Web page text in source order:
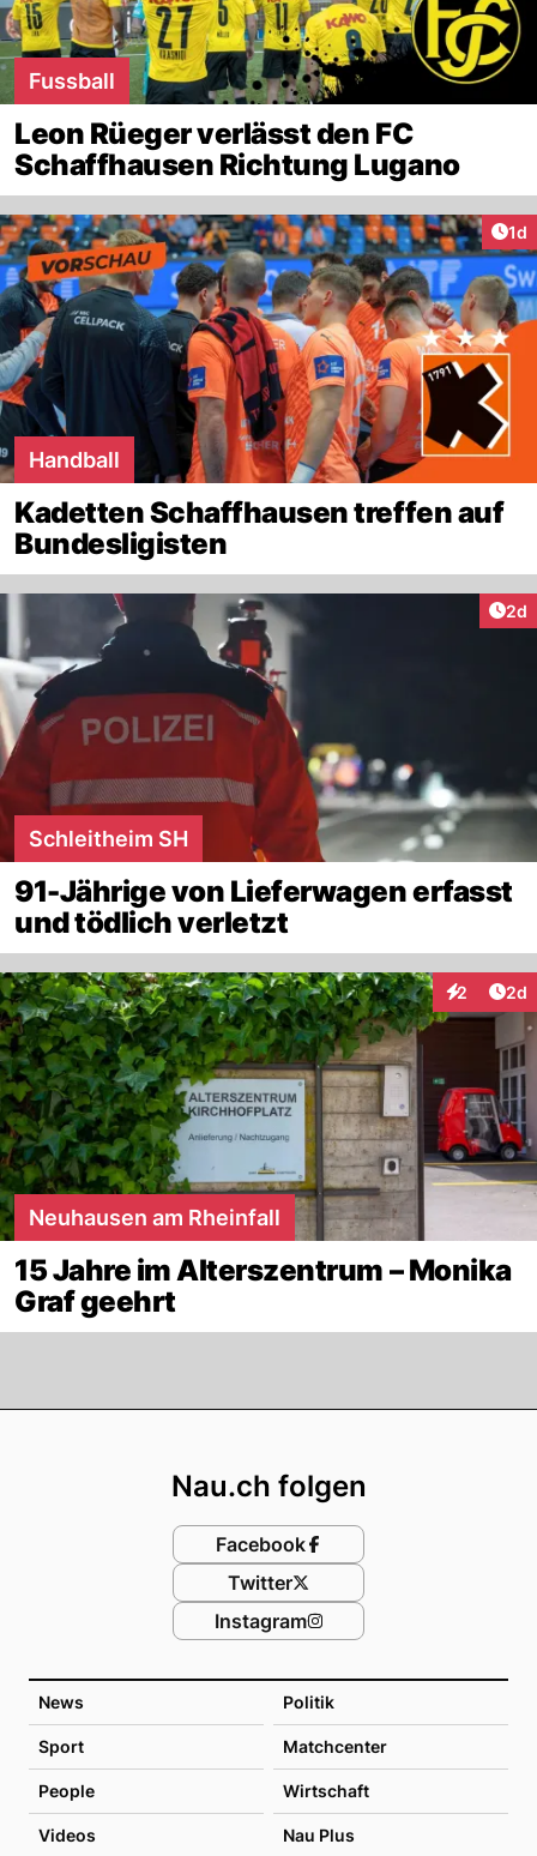
Fussball
Leon Rüeger verlässt den FC
Schaffhausen Richtung Lugano
1d
Handball
Kadetten Schaffhausen treffen auf
Bundesligisten
2d
Schleitheim SH
91-Jährige von Lieferwagen erfasst
und tödlich verletzt
2 2d
Neuhausen am Rheinfall
15 Jahre im Alterszentrum – Monika
Graf geehrt
News Politik
Sport Matchcenter
People Wirtschaft
Videos Nau Plus
Nau.ch folgen
Facebook
Twitter
Instagram